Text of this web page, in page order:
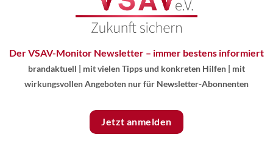
Der VSAV-Monitor Newsletter – immer bestens informiert
brandaktuell | mit vielen Tipps und konkreten Hilfen | mit
wirkungsvollen Angeboten nur für Newsletter-Abonnenten
Jetzt anmelden